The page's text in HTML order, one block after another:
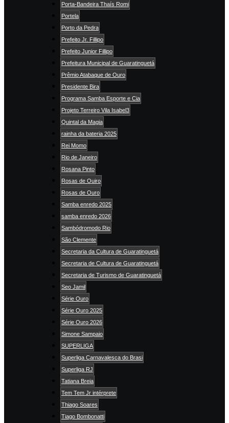
Porta-Bandeira Thaís Romi
Portela
Porto da Pedra
Prefeito Jr. Fillipo
Prefeito Junior Fillipo
Prefeitura Municipal de Guaratinguetá
Prêmio Atabaque de Ouro
Presidente Bira
Programa Samba Esporte e Cia
Projeto Terreiro Vila Isabel3
Quintal da Magia
rainha da bateria 2025
Rei Momo
Rio de Janeiro
Rosana Pinto
Rosas de Ouiro
Rosas de Ouro
Samba enredo 2025
samba enredo 2026
Sambódromodo Rio
São Clemente
Secretaria da Cultura de Guaratinguetá
Secretaria de Cultura de Guaratinguetá
Secretaria de Turismo de Guaratinguetá
Seo Jamil
Série Ouro
Série Ouro 2025
Série Ouro 2026
Simone Sampaio
SUPERLIGA
Superliga Carnavalesca do Brasi
Superliga RJ
Tatiana Breia
Tem Tem Jr intérprete
Thiago Soares
Tiago Bombonatti